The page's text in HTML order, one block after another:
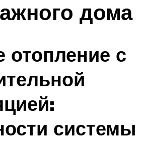
дома
отопление с
системы